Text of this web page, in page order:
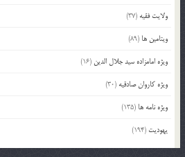
ولایت فقیه (37)
ویتامین ها (89)
ویژه امامزاده سید جلال الدین (16)
ویژه کاروان صادقیه (30)
ویژه نامه ها (135)
یهودیت (194)